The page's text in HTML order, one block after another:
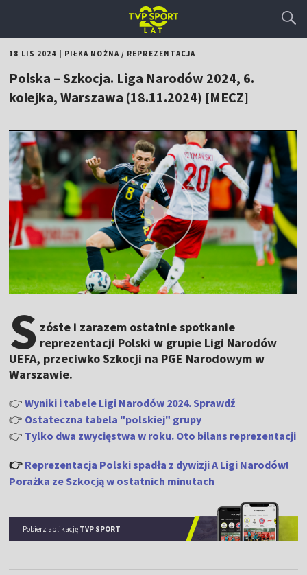
18 LIS 2024 PIŁKA NOŻNA/ REPREZENTACJA
Polska – Szkocja. Liga Narodów 2024, 6.
kolejka, Warszawa (18.11.2024) [MECZ]
S zóste i zarazem ostatnie spotkanie
reprezentacji Polski w grupie Ligi Narodów
UEFA, przeciwko Szkocji na PGE Narodowym w
Warszawie.
👉Wyniki i tabele Ligi Narodów 2024. Sprawdź
👉 Ostateczna tabela "polskiej" grupy
👉 Tylko dwa zwycięstwa w roku. Oto bilans reprezentacji
👉 Reprezentacja Polski spadła z dywizji A Ligi Narodów!
Porażka ze Szkocją w ostatnich minutach
Pobierz aplikację TVP SPORT